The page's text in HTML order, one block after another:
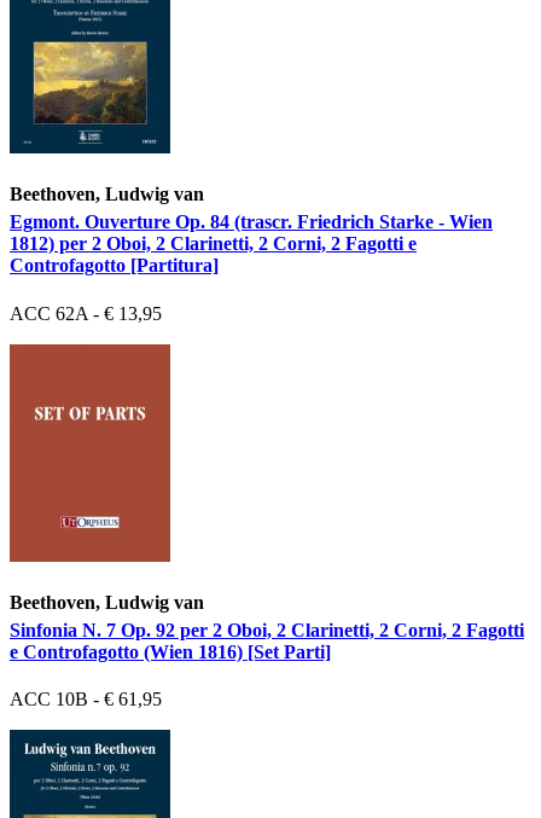
Beethoven, Ludwig van
Egmont. Ouverture Op. 84 (trascr. Friedrich Starke - Wien
1812) per 2 Oboi, 2 Clarinetti, 2 Corni, 2 Fagotti e
Controfagotto [Partitura]
ACC 62A - € 13,95
Beethoven, Ludwig van
Sinfonia N. 7 Op. 92 per 2 Oboi, 2 Clarinetti, 2 Corni, 2 Fagotti
e Controfagotto (Wien 1816) [Set Parti]
ACC 10B - € 61,95